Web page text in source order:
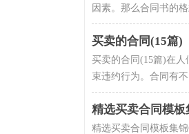
因素。那么合同书的
买卖的合同(15篇)
买卖的合同(15篇)在
束违约行为。合同有
精选买卖合同模板
精选买卖合同模板集